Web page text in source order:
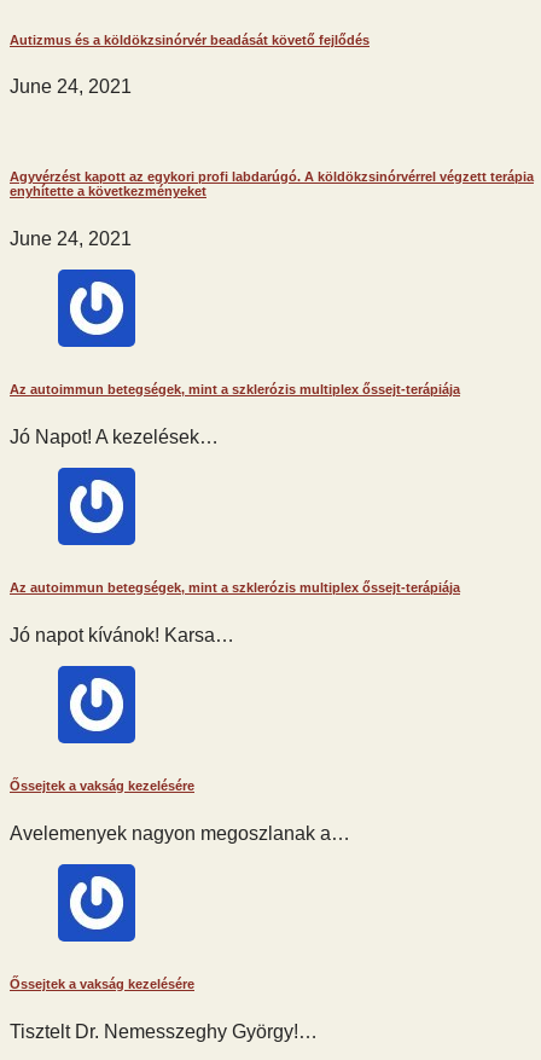
Autizmus és a köldökzsinórvér beadását követő fejlődés
June 24, 2021
Agyvérzést kapott az egykori profi labdarúgó. A köldökzsinórvérrel végzett terápia
enyhítette a következményeket
June 24, 2021
Az autoimmun betegségek, mint a szklerózis multiplex őssejt-terápiája
Jó Napot! A kezelések…
Az autoimmun betegségek, mint a szklerózis multiplex őssejt-terápiája
Jó napot kívánok! Karsa…
Őssejtek a vakság kezelésére
Avelemenyek nagyon megoszlanak a…
Őssejtek a vakság kezelésére
Tisztelt Dr. Nemesszeghy György!…